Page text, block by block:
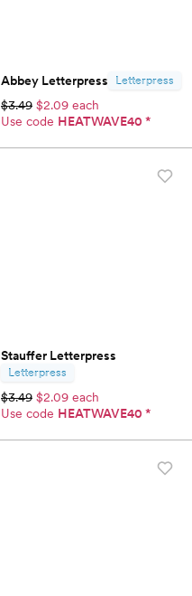
Abbey Letterpress Letterpress
$3.49 $2.09 each
Use code HEATWAVE40 *
Stauffer Letterpress
Letterpress
$3.49 $2.09 each
Use code HEATWAVE40 *